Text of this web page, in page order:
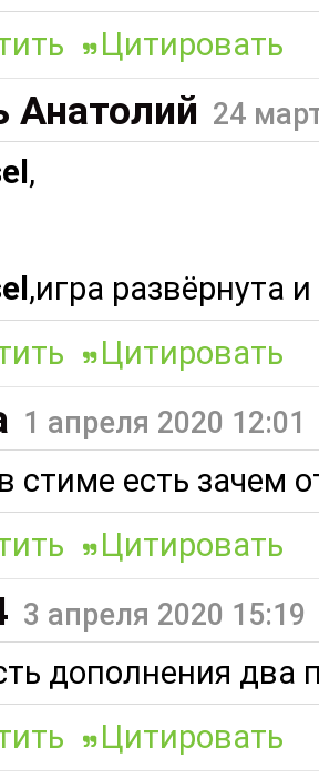
Цитировать
Анатолий 24
,
,игра развёрнута
Цитировать
1 апреля 2020 12:01
стиме есть зачем
Цитировать
3 апреля 2020 15:19
дополнения два
Цитировать